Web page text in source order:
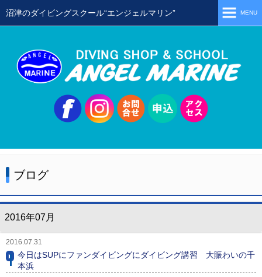
沼津のダイビングスクール“エンジェルマリン” MENU
当店の特徴
スクールメニュー
ステップアップコース
ミニツアー
ビッグツアー
ブログ
2016年07月
2016.07.31
今日はSUPにファンダイビングにダイビング講習 大賑わいの千
本浜